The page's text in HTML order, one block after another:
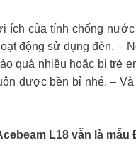
ích của tính chống
động sử dụng đèn. –
quá nhiều hoặc bị trẻ
được bền bỉ nhé. –
L18 vẫn là